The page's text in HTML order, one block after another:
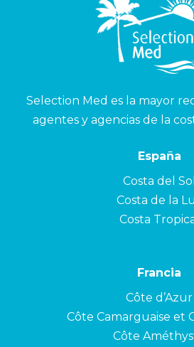
Selection Med es la mayor
agentes y agencias de la
España
Costa del Sol
Costa de la
Costa
Francia
Côte d’Azur
Côte Camarguaise et
Côte